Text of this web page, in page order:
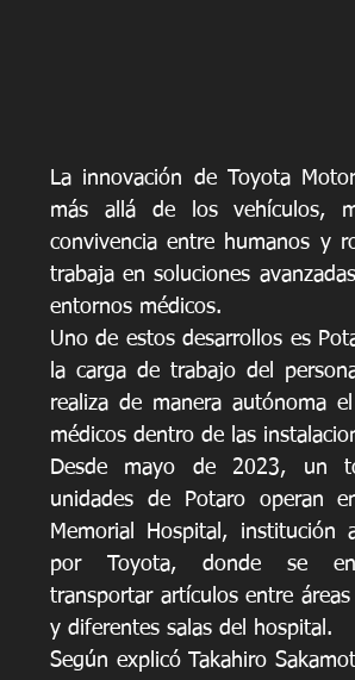
La innovación de Toyota
más allá de los vehículos,
convivencia entre humanos y
trabaja en soluciones
entornos médicos.
Uno de estos desarrollos es
la carga de trabajo del
realiza de manera autónoma
médicos dentro de las
Desde mayo de 2023, un
unidades de Potaro operan
Memorial Hospital, institución
por Toyota, donde se
transportar artículos entre áreas
y diferentes salas del hospital.
Según explicó Takahiro